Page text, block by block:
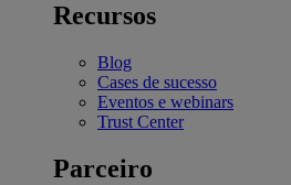
Recursos
Blog
Cases de sucesso
Eventos e webinars
Trust Center
Parceiro